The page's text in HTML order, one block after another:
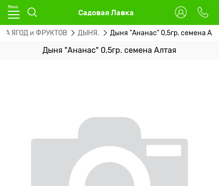
Садовая Лавка
ЯГОД и ФРУКТОВ ДЫНЯ. Дыня "Ананас" 0,5гр. семена
Дыня "Ананас" 0,5гр. семена Алтая